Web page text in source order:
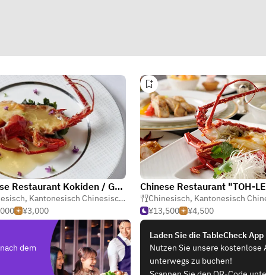
Chinese Restaurant Kokiden / Grand Prince Hotel Shintakanawa
, Kantonesisch Chinesisch ,
Dim Sum
¥3,000
Chinese Restaurant "TOH-
Chinesisch, Kantonesisch
¥13,500
¥4,500
dem
Laden Sie die TableCheck
Nutzen Sie unsere kostenlose
unterwegs zu buchen!